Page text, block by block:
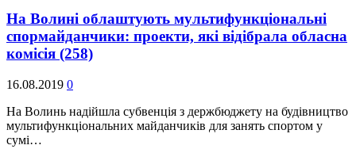
На Волині облаштують мультифункціональні
спормайданчики: проекти, які відібрала обласна
комісія (258)
16.08.2019 0
На Волинь надійшла субвенція з держбюджету на будівництво
мультифункціональних майданчиків для занять спортом у
сумі…